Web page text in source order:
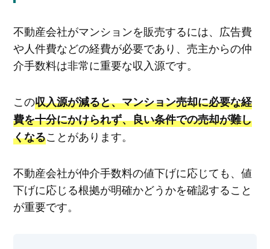
不動産会社がマンションを販売するには、広告費
や人件費などの経費が必要であり、売主からの仲
介手数料は非常に重要な収入源です。
この収入源が減ると、マンション売却に必要な経
費を十分にかけられず、良い条件での売却が難し
くなることがあります。
不動産会社が仲介手数料の値下げに応じても、値
下げに応じる根拠が明確かどうかを確認すること
が重要です。